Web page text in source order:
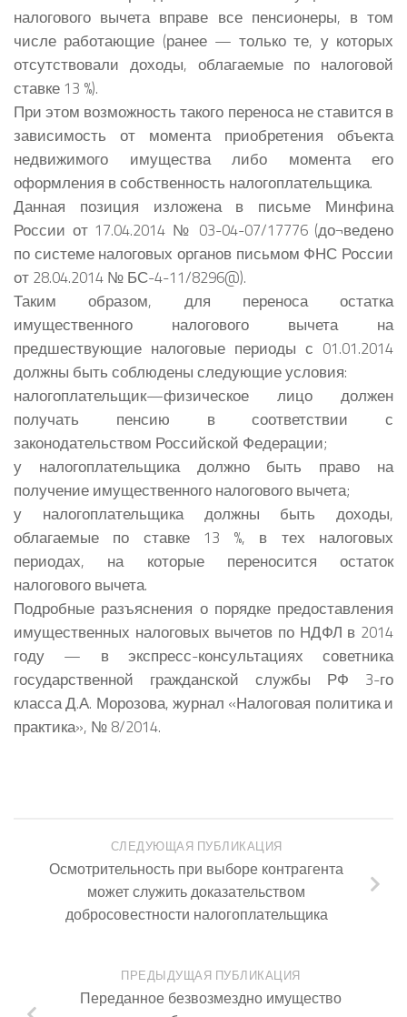
налогового вычета вправе все пенсионеры, в том
числе работающие (ранее — только те, у которых
отсутствовали доходы, облагаемые по налоговой
ставке 13 %).
При этом возможность такого переноса не ставится в
зависимость от момента приобретения объекта
недвижимого имущества либо момента его
оформления в собственность налогоплательщика.
Данная позиция изложена в письме Минфина
России от 17.04.2014 № 03-04-07/17776 (до¬ведено
по системе налоговых органов письмом ФНС России
от 28.04.2014 № БС-4-11/8296@).
Таким образом, для переноса остатка
имущественного налогового вычета на
предшествующие налоговые периоды с 01.01.2014
должны быть соблюдены следующие условия:
налогоплательщик—физическое лицо должен
получать пенсию в соответствии с
законодательством Российской Федерации;
у налогоплательщика должно быть право на
получение имущественного налогового вычета;
у налогоплательщика должны быть доходы,
облагаемые по ставке 13 %, в тех налоговых
периодах, на которые переносится остаток
налогового вычета.
Подробные разъяснения о порядке предоставления
имущественных налоговых вычетов по НДФЛ в 2014
году — в экспресс-консультациях советника
государственной гражданской службы РФ 3-го
класса Д.А. Морозова, журнал «Налоговая политика и
практика», № 8/2014.
СЛЕДУЮЩАЯ ПУБЛИКАЦИЯ
Осмотрительность при выборе контрагента
может служить доказательством
добросовестности налогоплательщика
ПРЕДЫДУЩАЯ ПУБЛИКАЦИЯ
Переданное безвозмездно имущество